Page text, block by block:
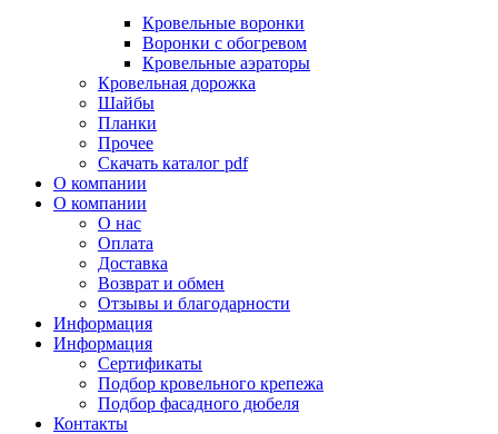
Кровельные воронки
Воронки с обогревом
Кровельные аэраторы
Кровельная дорожка
Шайбы
Планки
Прочее
Скачать каталог pdf
О компании
О компании
О нас
Оплата
Доставка
Возврат и обмен
Отзывы и благодарности
Информация
Информация
Сертификаты
Подбор кровельного крепежа
Подбор фасадного дюбеля
Контакты